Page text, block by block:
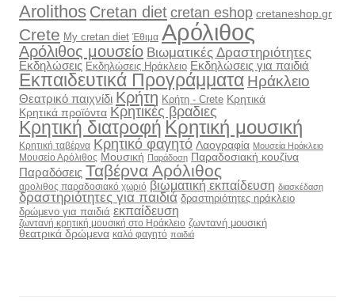
Arolithos Cretan dietcretan eshop cretaneshop.gr
Crete My cretan diet Έθιμα Αρόλιθος
Αρόλιθος μουσείο Βιωματικές Δραστηριότητες
Εκδηλώσεις Εκδηλώσεις Ηράκλειο Εκδηλώσεις για παιδιά
Εκπαιδευτικά Προγράμματα Ηράκλειο
Θεατρικό παιχνίδι Κρήτη Κρήτη - Crete Κρητικά
Κρητικά προϊόντα Κρητικές βραδιες
Κρητική διατροφή Κρητική μουσική
Κρητική ταβέρνα Κρητικό φαγητό Λαογραφία Μουσεία Ηράκλειο
Μουσείο Αρόλιθος Μουσική Παράδοση Παραδοσιακή κουζίνα
Παραδόσεις Ταβέρνα Αρόλιθος
αρολιθος παραδοσιακό χωριό βιωματική εκπαίδευση διασκέδαση
δραστηριότητες για παιδιά δραστηριότητες ηράκλειο
δρώμενο για παιδιά εκπαίδευση
ζωντανή κρητική μουσική στο Ηράκλειο ζωντανή μουσική
θεατρικά δρώμενα καλό φαγητό παιδιά